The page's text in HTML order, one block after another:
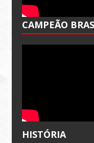
CAMPEÃO
HISTÓRIA